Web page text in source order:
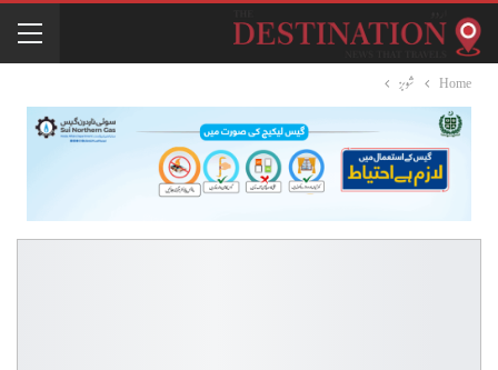
Home شوبز